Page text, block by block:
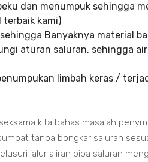
dan menumpuk sehingga
terbaik kami)
Banyaknya material
aturan saluran, sehingga
limbah keras /
kita bahas masalah
tanpa bongkar saluran
jalur aliran pipa saluran